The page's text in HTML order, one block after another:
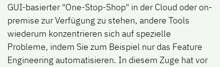
GUI-basierter "One-Stop-Shop" in der Cloud oder on-
premise zur Verfügung zu stehen, andere Tools
wiederum konzentrieren sich auf spezielle
Probleme, indem Sie zum Beispiel nur das Feature
Engineering automatisieren. In diesem Zuge hat vor